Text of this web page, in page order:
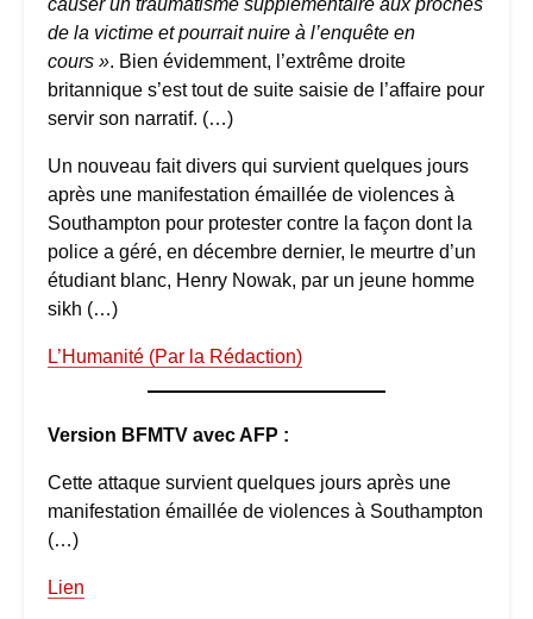
causer un traumatisme supplémentaire aux proches
de la victime et pourrait nuire à l’enquête en
cours ». Bien évidemment, l’extrême droite
britannique s’est tout de suite saisie de l’affaire pour
servir son narratif. (…)
Un nouveau fait divers qui survient quelques jours
après une manifestation émaillée de violences à
Southampton pour protester contre la façon dont la
police a géré, en décembre dernier, le meurtre d’un
étudiant blanc, Henry Nowak, par un jeune homme
sikh (…)
L’Humanité (Par la Rédaction)
Version BFMTV avec AFP :
Cette attaque survient quelques jours après une
manifestation émaillée de violences à Southampton
(…)
Lien